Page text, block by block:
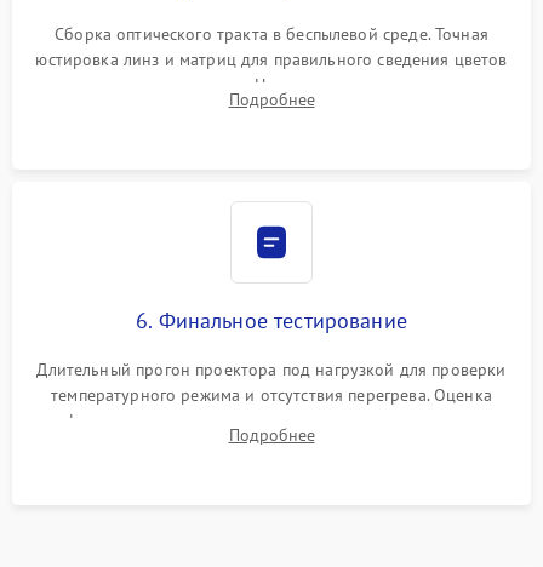
Сборка оптического тракта в беспылевой среде. Точная
юстировка линз и матриц для правильного сведения цветов
и устранения размытия. Надежное подключение всех
шлейфов, установка датчиков и закрытие корпуса
Подробнее
6. Финальное тестирование
Длительный прогон проектора под нагрузкой для проверки
температурного режима и отсутствия перегрева. Оценка
фокуса, контрастности и цветопередачи на тестовых
таблицах. Проверка работы всех видеовходов и кнопок
Подробнее